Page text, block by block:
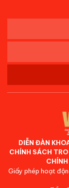
DIỄN ĐÀN
CHÍNH SÁCH
Giấy phép hoạt